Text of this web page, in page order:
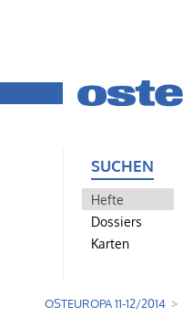
SUCHEN
Hefte
Dossiers
Karten
OSTEUROPA 11-12/2014